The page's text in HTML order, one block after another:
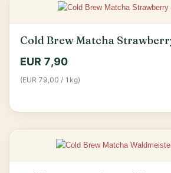
Cold Brew Matcha
EUR 7,90
(EUR 79,00 / 1kg)